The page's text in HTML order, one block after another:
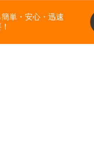
単・安心・迅速